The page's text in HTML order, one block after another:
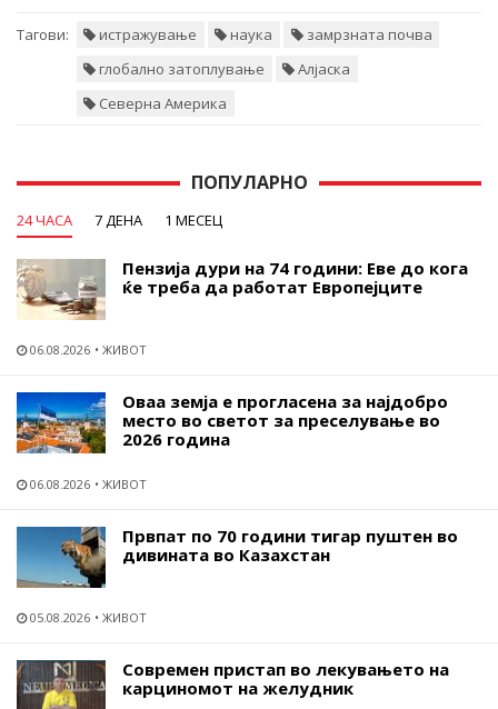
Тагови: истражување наука
замрзната почва
глобално затоплување
Алјаска
Северна Америка
ПОПУЛАРНО
24 ЧАСА 7 ДЕНА 1 МЕСЕЦ
Пензија дури на 74 години: Еве до кога
ќе треба да работат Европејците
06.08.2026 ЖИВОТ
Оваа земја е прогласена за најдобро
место во светот за преселување во
2026 година
06.08.2026 ЖИВОТ
Првпат по 70 години тигар пуштен во
дивината во Казахстан
05.08.2026 ЖИВОТ
Современ пристап во лекувањето на
карциномот на желудник